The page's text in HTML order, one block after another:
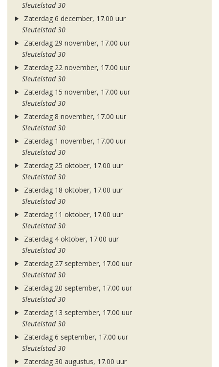
Sleutelstad 30
Zaterdag 6 december, 17.00 uur
Sleutelstad 30
Zaterdag 29 november, 17.00 uur
Sleutelstad 30
Zaterdag 22 november, 17.00 uur
Sleutelstad 30
Zaterdag 15 november, 17.00 uur
Sleutelstad 30
Zaterdag 8 november, 17.00 uur
Sleutelstad 30
Zaterdag 1 november, 17.00 uur
Sleutelstad 30
Zaterdag 25 oktober, 17.00 uur
Sleutelstad 30
Zaterdag 18 oktober, 17.00 uur
Sleutelstad 30
Zaterdag 11 oktober, 17.00 uur
Sleutelstad 30
Zaterdag 4 oktober, 17.00 uur
Sleutelstad 30
Zaterdag 27 september, 17.00 uur
Sleutelstad 30
Zaterdag 20 september, 17.00 uur
Sleutelstad 30
Zaterdag 13 september, 17.00 uur
Sleutelstad 30
Zaterdag 6 september, 17.00 uur
Sleutelstad 30
Zaterdag 30 augustus, 17.00 uur